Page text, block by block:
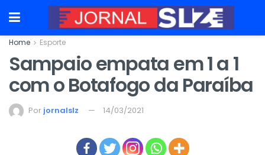
Home Esporte
Sampaio empata em 1 a 1
com o Botafogo da Paraíba
Por jornalslz 14/03/2021